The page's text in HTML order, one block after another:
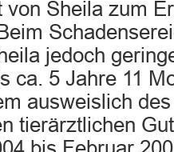
von Sheila zum
jedoch
ca. 5 Jahre 11
ausweislich
tierärztlichen